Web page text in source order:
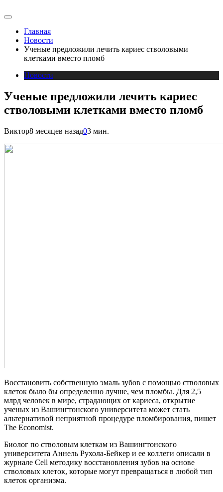
Главная
Новости
Ученые предложили лечить кариес стволовыми
клетками вместо пломб
Новости
Ученые предложили лечить кариес
стволовыми клетками вместо пломб
Виктор8 месяцев назад03 мин.
Восстановить собственную эмаль зубов с помощью стволовых
клеток было бы определенно лучше, чем пломбы. Для 2,5
млрд человек в мире, страдающих от кариеса, открытие
ученых из Вашингтонского университета может стать
альтернативой неприятной процедуре пломбирования, пишет
The Economist.
Биолог по стволовым клеткам из Вашингтонского
университета Аннель Рухола-Бейкер и ее коллеги описали в
журнале Cell методику восстановления зубов на основе
стволовых клеток, которые могут превращаться в любой тип
клеток организма.